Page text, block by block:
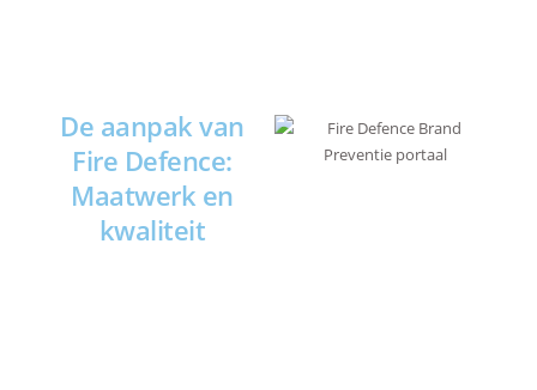
De aanpak van
Fire Defence:
Maatwerk en
kwaliteit